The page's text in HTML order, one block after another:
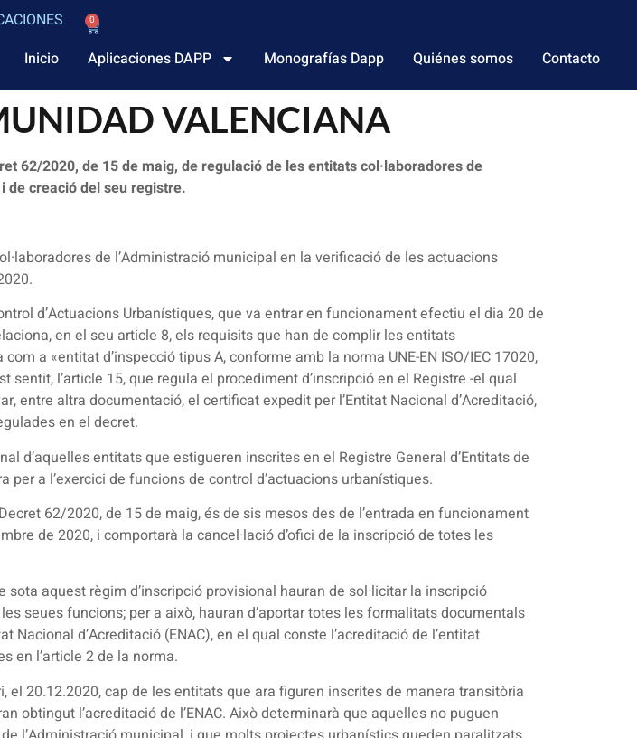
0
Inicio Aplicaciones DAPP Monografías Dapp Quiénes somos Contacto
VALENCIANA
62/2020, de 15 de maig, de regulació de les entitats col·laboradores de
de creació del seu registre.
de l’Administració municipal en la verificació de les actuacions
d’Actuacions Urbanístiques, que va entrar en funcionament efectiu el dia 20 de
en el seu article 8, els requisits que han de complir les entitats
a «entitat d’inspecció tipus A, conforme amb la norma UNE-EN ISO/IEC 17020,
sentit, l’article 15, que regula el procediment d’inscripció en el Registre -el qual
entre altra documentació, el certificat expedit per l’Entitat Nacional d’Acreditació,
en el decret.
d’aquelles entitats que estigueren inscrites en el Registre General d’Entitats de
a l’exercici de funcions de control d’actuacions urbanístiques.
62/2020, de 15 de maig, és de sis mesos des de l’entrada en funcionament
de 2020, i comportarà la cancel·lació d’ofici de la inscripció de totes les
aquest règim d’inscripció provisional hauran de sol·licitar la inscripció
seues funcions; per a això, hauran d’aportar totes les formalitats documentals
d’Acreditació (ENAC), en el qual conste l’acreditació de l’entitat
en l’article 2 de la norma.
20.12.2020, cap de les entitats que ara figuren inscrites de manera transitòria
obtingut l’acreditació de l’ENAC. Això determinarà que aquelles no puguen